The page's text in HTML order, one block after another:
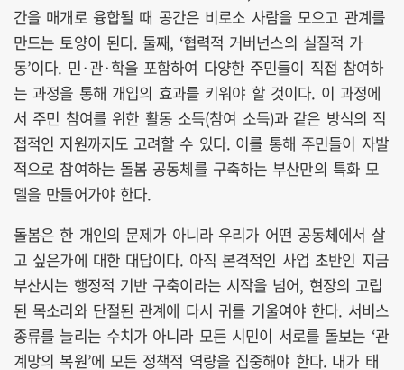
간을 매개로 융합될 때 공간은 비로소 사람을 모으고 관계를
만드는 토양이 된다. 둘째, ‘협력적 거버넌스의 실질적 가
동’이다. 민·관·학을 포함하여 다양한 주민들이 직접 참여하
는 과정을 통해 개입의 효과를 키워야 할 것이다. 이 과정에
서 주민 참여를 위한 활동 소득(참여 소득)과 같은 방식의 직
접적인 지원까지도 고려할 수 있다. 이를 통해 주민들이 자발
적으로 참여하는 돌봄 공동체를 구축하는 부산만의 특화 모
델을 만들어가야 한다.
돌봄은 한 개인의 문제가 아니라 우리가 어떤 공동체에서 살
고 싶은가에 대한 대답이다. 아직 본격적인 사업 초반인 지금
부산시는 행정적 기반 구축이라는 시작을 넘어, 현장의 고립
된 목소리와 단절된 관계에 다시 귀를 기울여야 한다. 서비스
종류를 늘리는 수치가 아니라 모든 시민이 서로를 돌보는 ‘관
계망의 복원’에 모든 정책적 역량을 집중해야 한다. 내가 태